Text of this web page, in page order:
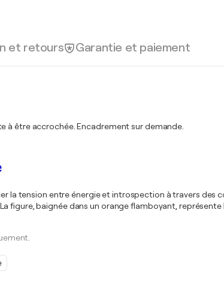
et retours Garantie et paiement
à être accrochée. Encadrement sur demande.
la tension entre énergie et introspection à travers des
figure, baignée dans un orange flamboyant,